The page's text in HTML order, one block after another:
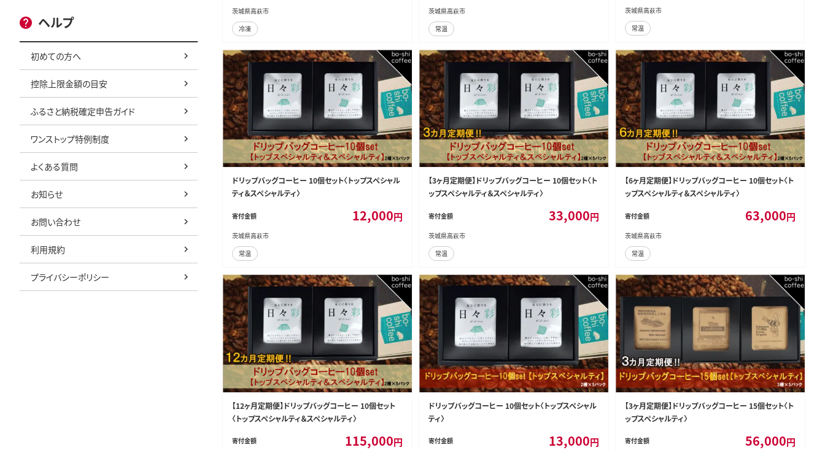
ヘルプ
初めての方へ
控除上限金額の目安
ふるさと納税確定申告ガイド
ワンストップ特例制度
よくある質問
お知らせ
お問い合わせ
利用規約
プライバシーポリシー
茨城県高萩市
冷凍
茨城県高萩市
常温
茨城県高萩市
常温
ドリップバッグコーヒー 10個セット〈トップスペシャル
ティ＆スペシャルティ〉
寄付金額 12,000円
茨城県高萩市
常温
【3ヶ月定期便】ドリップバッグコーヒー 10個セット〈ト
ップスペシャルティ＆スペシャルティ〉
寄付金額 33,000円
茨城県高萩市
常温
【6ヶ月定期便】ドリップバッグコーヒー 10個セット〈ト
ップスペシャルティ＆スペシャルティ〉
寄付金額 63,000円
茨城県高萩市
常温
【12ヶ月定期便】ドリップバッグコーヒー 10個セット
〈トップスペシャルティ＆スペシャルティ〉
寄付金額 115,000円
ドリップバッグコーヒー 10個セット〈トップスペシャル
ティ〉
寄付金額 13,000円
【3ヶ月定期便】ドリップバッグコーヒー 15個セット〈ト
ップスペシャルティ〉
寄付金額 56,000円